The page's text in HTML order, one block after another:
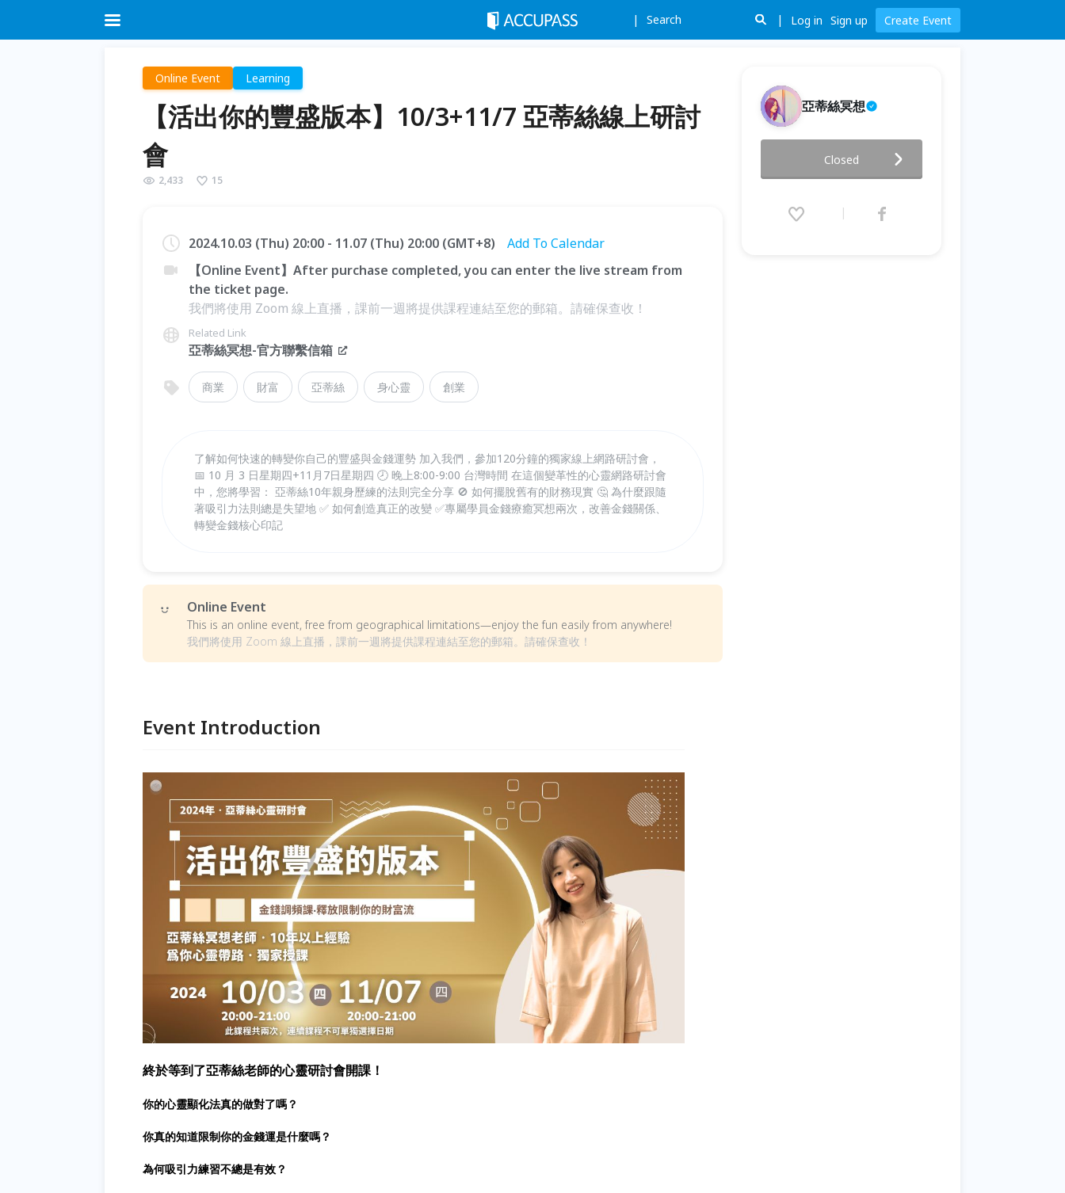
Search Log in Sign up Create Event
Online Event Learning
【活出你的豐盛版本】10/3+11/7 亞蒂絲線上研討
會
2,433 15
2024.10.03 (Thu) 20:00 - 11.07 (Thu) 20:00 (GMT+8)
Add To Calendar
【Online Event】After purchase completed, you can enter the live stream from
the ticket page.
我們將使用 Zoom 線上直播，課前一週將提供課程連結至您的郵箱。請確保查收！
Related Link
亞蒂絲冥想-官方聯繫信箱
商業 財富 亞蒂絲 身心靈 創業
了解如何快速的轉變你自己的豐盛與金錢運勢 加入我們，參加120分鐘的獨家線上網路研討會，
📅 10 月 3 日星期四+11月7日星期四 🕗 晚上8:00-9:00 台灣時間 在這個變革性的心靈網路研討會
中，您將學習： 亞蒂絲10年親身歷練的法則完全分享 🚫 如何擺脫舊有的財務現實 🤔 為什麼跟隨
著吸引力法則總是失望地 ✅ 如何創造真正的改變 ✅專屬學員金錢療癒冥想兩次，改善金錢關係、
轉變金錢核心印記
Online Event
This is an online event, free from geographical limitations—enjoy the fun easily from anywhere!
我們將使用 Zoom 線上直播，課前一週將提供課程連結至您的郵箱。請確保查收！
Event Introduction
終於等到了亞蒂絲老師的心靈研討會開課！
你的心靈顯化法真的做對了嗎？
你真的知道限制你的金錢運是什麼嗎？
為何吸引力練習不總是有效？
亞蒂絲冥想
10/3+11/7 亞蒂絲線上研討會
2024.10.03 (Thu) 20:00 - 11.07
Closed